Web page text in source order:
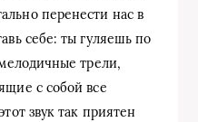
перенести нас в
себе: ты гуляешь по
трели,
с собой все
звук так приятен